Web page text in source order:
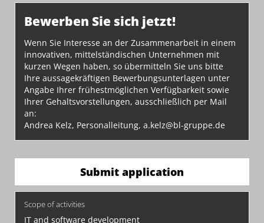
Bewerben Sie sich jetzt!
Wenn Sie Interesse an der Zusammenarbeit in einem
innovativen, mittelständischen Unternehmen mit
kurzen Wegen haben, so übermitteln Sie uns bitte
Ihre aussagekräftigen Bewerbungsunterlagen unter
Angabe Ihrer frühestmöglichen Verfügbarkeit sowie
Ihrer Gehaltsvorstellungen, ausschließlich per Mail
an:
Andrea Kelz, Personalleitung, a.kelz@bl-gruppe.de
Submit application
Scope of activities
IT and software development